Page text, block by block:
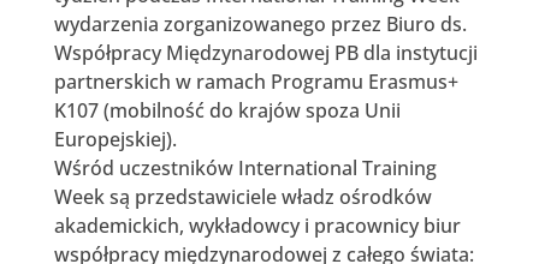
wydarzenia zorganizowanego przez Biuro ds.
Współpracy Międzynarodowej PB dla instytucji
partnerskich w ramach Programu Erasmus+
K107 (mobilność do krajów spoza Unii
Europejskiej).
Wśród uczestników International Training
Week są przedstawiciele władz ośrodków
akademickich, wykładowcy i pracownicy biur
współpracy międzynarodowej z całego świata: